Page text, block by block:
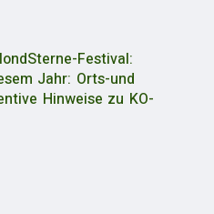
Festival:
Jahr: Orts-und
Hinweise zu KO-